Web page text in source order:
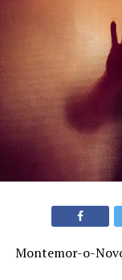
Montemor-o-